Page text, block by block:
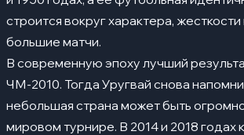
строится вокруг характера, жесткости
большие матчи.
В современную эпоху лучший
ЧМ-2010. Тогда Уругвай снова
небольшая страна может быть
мировом турнире. В 2014 и 2018 годах